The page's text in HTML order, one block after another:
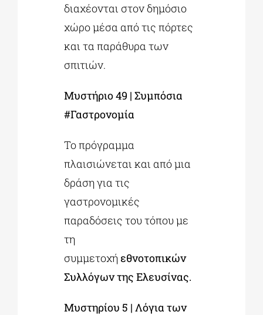
διαχέονται στον δημόσιο
χώρο μέσα από τις πόρτες
και τα παράθυρα των
σπιτιών.
Μυστήριο 49 | Συμπόσια
#Γαστρονομία
Το πρόγραμμα
πλαισιώνεται και από μια
δράση για τις
γαστρονομικές
παραδόσεις του τόπου με
τη
συμμετοχή εθνοτοπικών
Συλλόγων της Ελευσίνας.
Μυστηρίου 5 | Λόγια των